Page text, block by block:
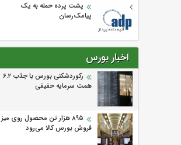
پشت پرده حمله به یک
پیامک‌رسان
اخبار بورس
رکوردشکنی بورس با جذب ۶.۲
همت سرمایه حقیقی
۸۹۵ هزار تن محصول روی میز
فروش بورس کالا می‌‌رود